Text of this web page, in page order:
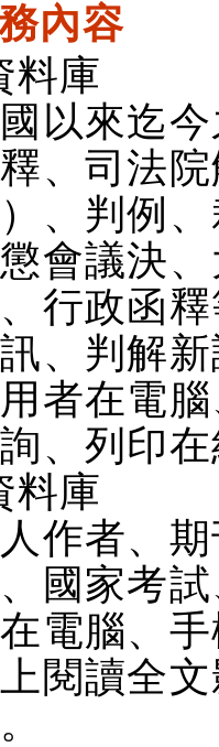
內容
料庫
以來迄
、司法
、判例
會議決
行政函
、判解
者在電
、列印
料庫
作者、
國家考
電腦、
閱讀全